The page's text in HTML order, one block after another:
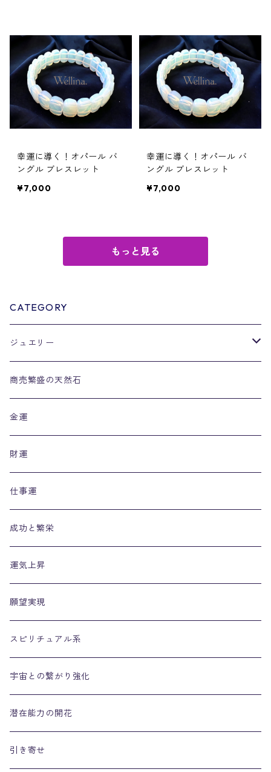
幸運に導く！オパール バ
ングル ブレスレット
¥7,000
幸運に導く！オパール バ
ングル ブレスレット
¥7,000
もっと見る
CATEGORY
ジュエリー
リング
商売繁盛の天然石
金運
財運
仕事運
成功と繁栄
運気上昇
願望実現
スピリチュアル系
宇宙との繋がり強化
潜在能力の開花
引き寄せ